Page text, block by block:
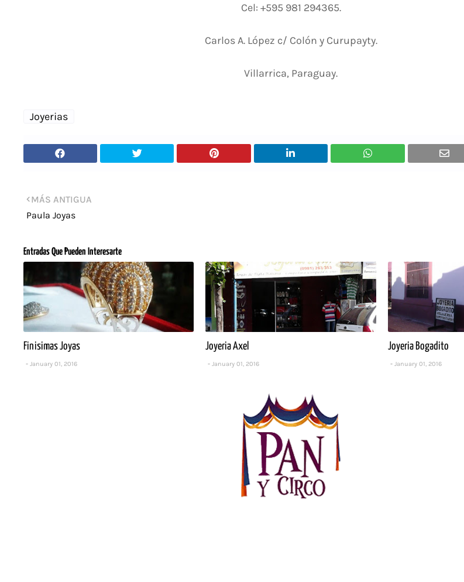
Cel: +595 981 294365.
Carlos A. López c/ Colón y Curupayty.
Villarrica, Paraguay.
Joyerias
MÁS ANTIGUA
Paula Joyas
Entradas Que Pueden Interesarte
Finisimas Joyas
January 01, 2016
Joyeria Axel
January 01, 2016
Joyeria Bogadito
January 01, 2016